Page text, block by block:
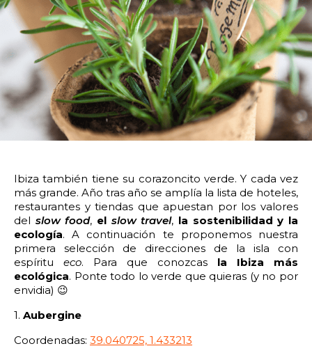
Ibiza también tiene su corazoncito verde. Y cada vez
más grande. Año tras año se amplía la lista de hoteles,
restaurantes y tiendas que apuestan por los valores
del slow food, el slow travel, la sostenibilidad y la
ecología. A continuación te proponemos nuestra
primera selección de direcciones de la isla con
espíritu eco. Para que conozcas la Ibiza más
ecológica. Ponte todo lo verde que quieras (y no por
envidia) 😉
1. Aubergine
Coordenadas: 39.040725, 1.433213
14:00 14:30 15:00 15:30
16:00 16:30 17:00 17:30
18:00 18:30 19:00 19:30
20:00 20:30 21:00 21:30
22:00 22:30 23:00 23:30
Fecha y hora devolución:
0:00 0:30 1:00 1:30
2:00
4:00 4:30 5:00